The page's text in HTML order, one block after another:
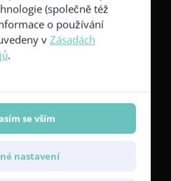
CNR System ®Active
(společně též
o používání
vZásadách
.
se vším
nastavení